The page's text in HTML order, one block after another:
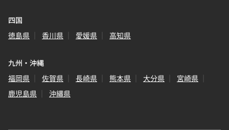
四国
徳島県
香川県 愛媛県 高知県
九州・沖縄
福岡県
佐賀県 長崎県 熊本県 大分県
宮崎県
鹿児島県
沖縄県